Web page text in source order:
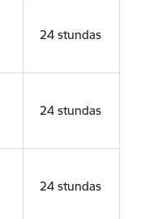
24 stundas
24 stundas
24 stundas